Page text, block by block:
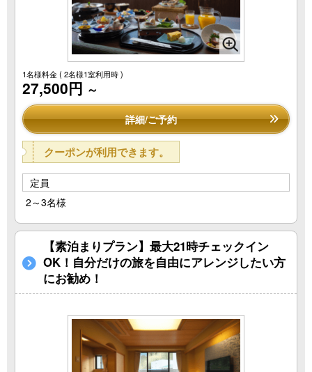
1名様料金( 2名様1室利用時 )
27,500円 ～
詳細/ご予約
クーポンが利用できます。
定員
2～3名様
【素泊まりプラン】最大21時チェックイン
OK！自分だけの旅を自由にアレンジしたい方
にお勧め！